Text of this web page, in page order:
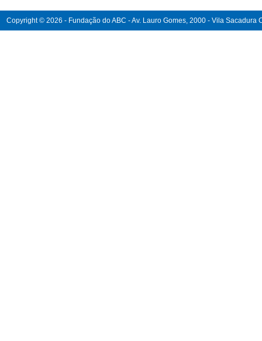
Copyright © 2026 - Fundação do ABC - Av. Lauro Gomes, 2000 - Vila